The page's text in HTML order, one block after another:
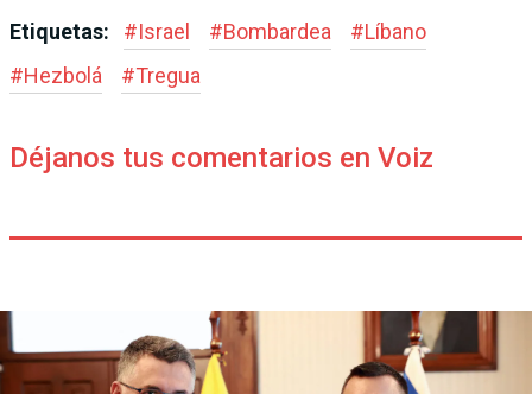
Etiquetas: #Israel #Bombardea #Líbano
#Hezbolá #Tregua
Déjanos tus comentarios en Voiz